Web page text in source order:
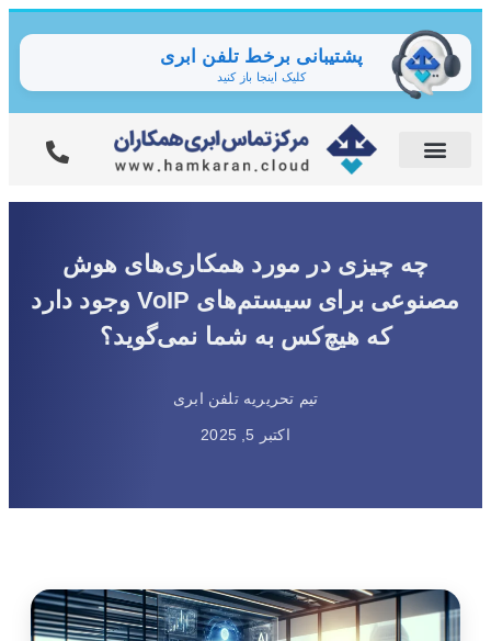
پشتیبانی برخط تلفن ابری
کلیک اینجا باز کنید
چه چیزی در مورد همکاری‌های هوش
مصنوعی برای سیستم‌های VoIP وجود دارد
که هیچ‌کس به شما نمی‌گوید؟
تیم تحریریه تلفن ابری
اکتبر 5, 2025